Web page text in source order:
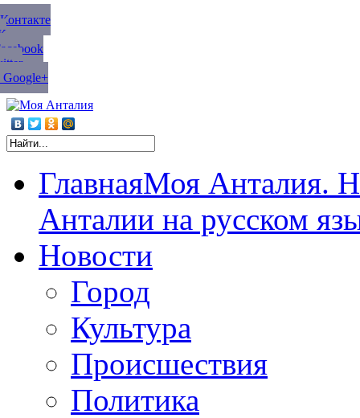
ГлавнаяМоя Анталия.
Анталии на русском
Новости
Город
Культура
Происшествия
Политика